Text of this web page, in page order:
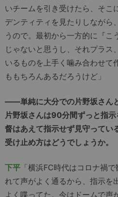
いチームを引き受けたら、そこ
デンティティを見たりしながら
うので。最初から一方的に『こ
じゃないと思うし、それプラス
いるものを上手く噛み合わせて
ももちろんあるだろうけど」
――単純に大分での片野坂さん
片野坂さんは90分間ずっと指
督はあえて指示せず見守ってい
受け止め方はどうでしょうか。
下平 「横浜FC時代はコロナ禍
れて声がよく通るから、指示を
よく喋ってた。今はドームで声